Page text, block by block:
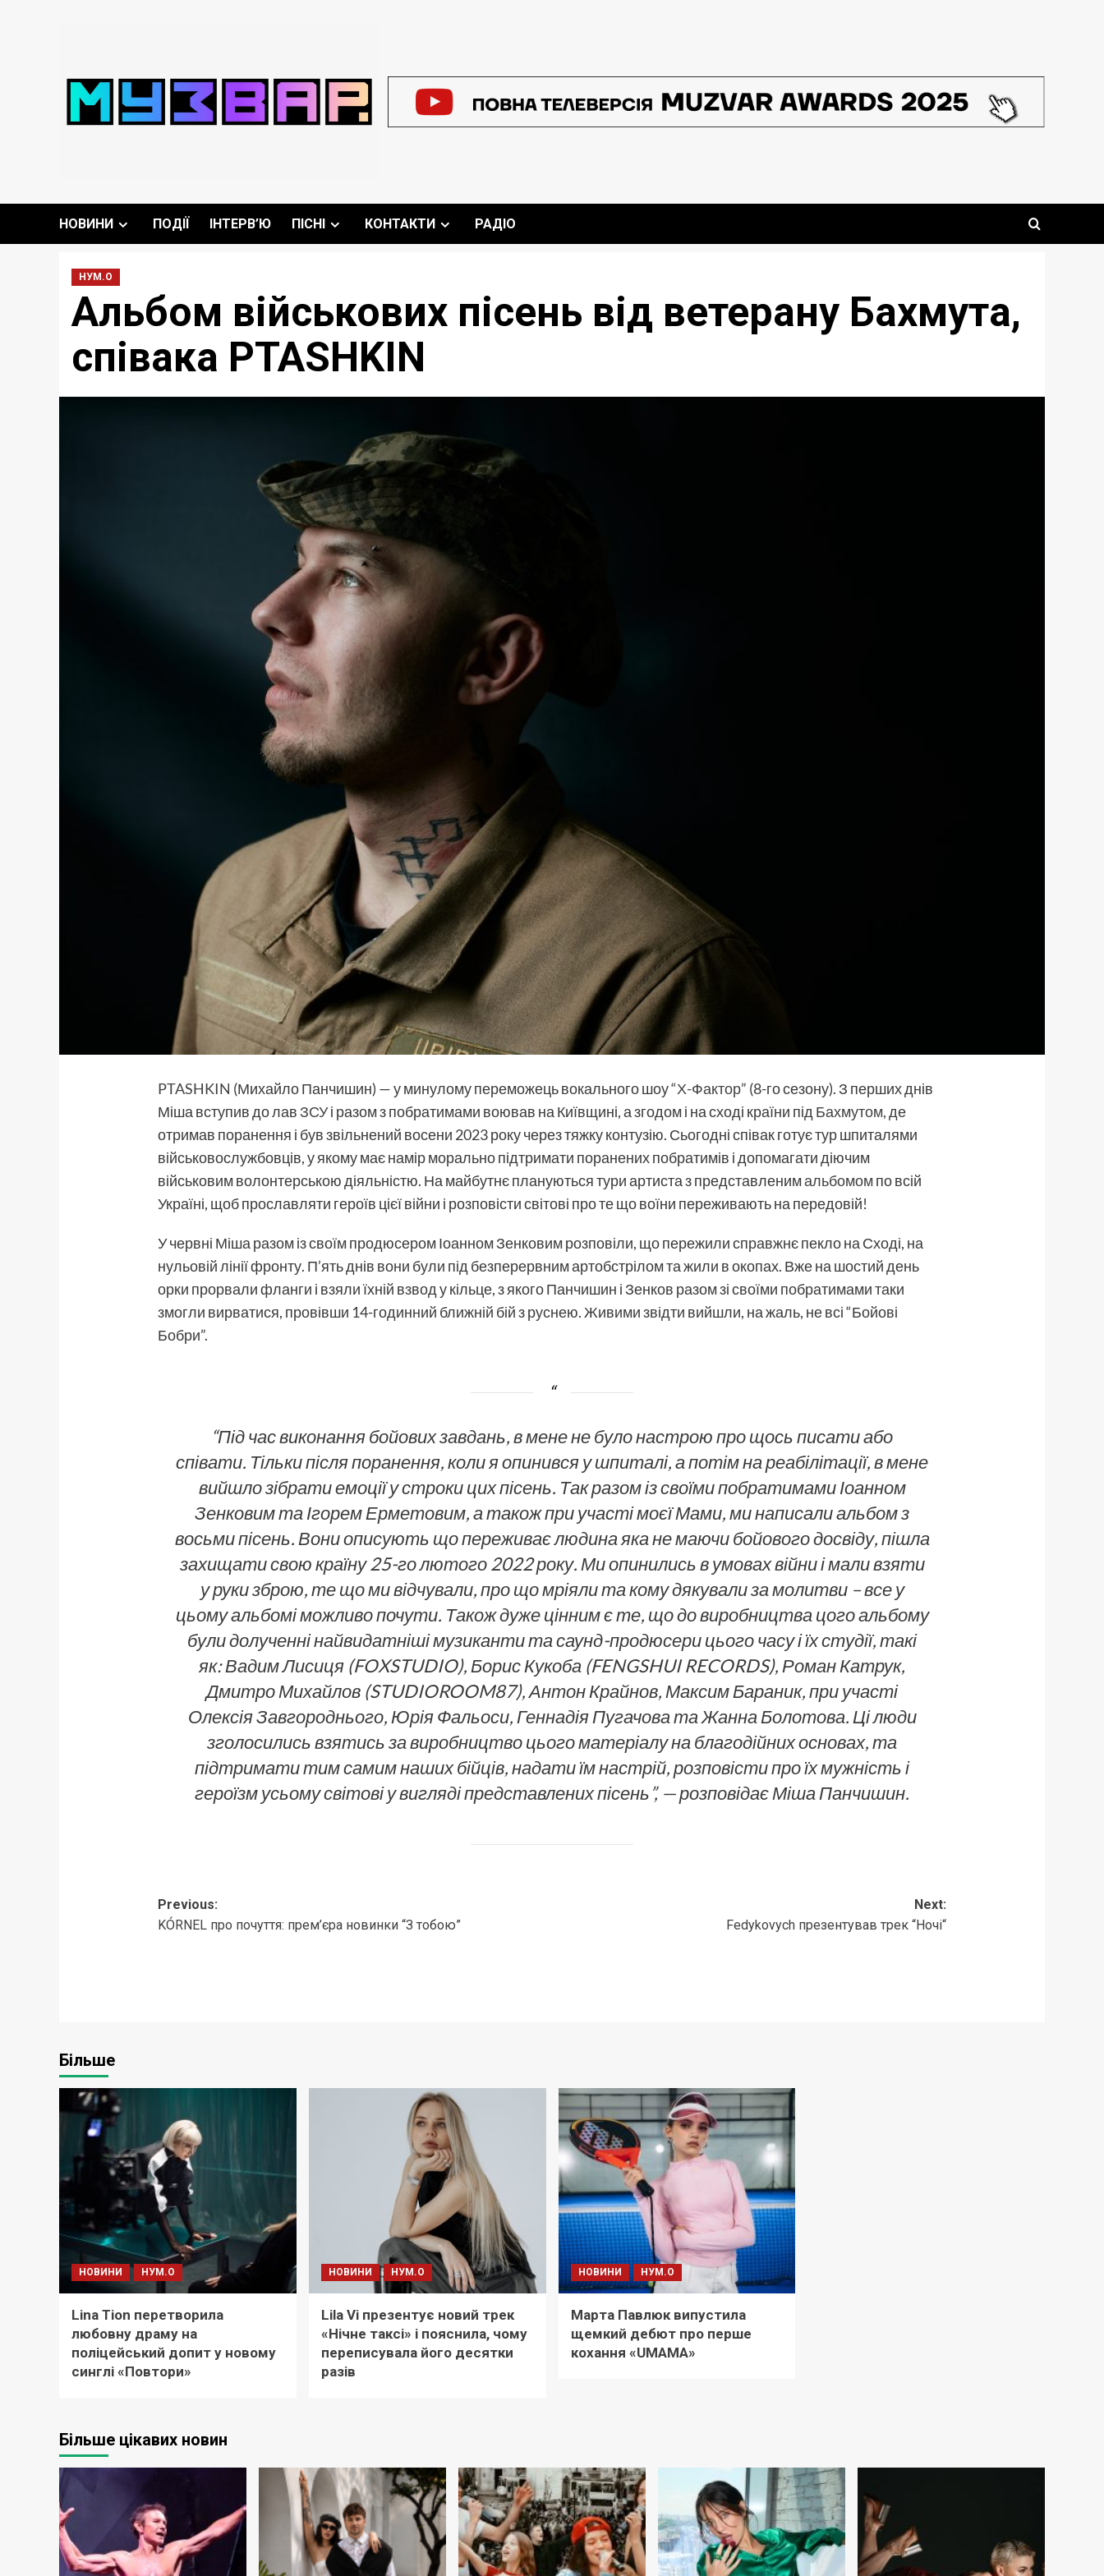
НОВИНИ ПОДІЇ ІНТЕРВ’Ю ПІСНІ КОНТАКТИ РАДІО
НУМ.О
Альбом військових пісень від ветерану Бахмута,
співака PTASHKIN
PTASHKIN (Михайло Панчишин) — у минулому переможець вокального шоу “Х-Фактор” (8-го сезону). З перших днів
Міша вступив до лавЗСУі разом з побратимами воював на Київщині, а згодом і на сході країни під Бахмутом, де
отримав поранення і був звільнений восени 2023 року через тяжку контузію. Сьогодні співак готує тур шпиталями
військовослужбовців, у якому має намір морально підтримати поранених побратимів і допомагати діючим
військовим волонтерською діяльністю. На майбутнє плануються тури артиста з представленимальбомомпо всій
Україні, щоб прославляти героїв цієї війни і розповісти світові про те що воїни переживають на передовій!
У червні Міша разом із своїм продюсером Іоанном Зенковим розповіли, що пережили справжнє пекло на Сході, на
нульовій лінії фронту. П’ять днів вони були під безперервним артобстрілом та жили в окопах. Вже на шостий день
орки прорвали фланги і взяли їхній взвод у кільце, з якого Панчишин і Зенков разом зі своїми побратимами таки
змогли вирватися, провівши 14-годинний ближній бій з руснею. Живими звідти вийшли, на жаль, не всі “Бойові
Бобри”.
“Під час виконання бойових завдань, в мене не було настрою про щось писати або
співати. Тільки після поранення, коли я опинився у шпиталі, а потім на реабілітації, в мене
вийшло зібрати емоції у строки цих пісень. Так разом із своїми побратимами Іоанном
Зенковим та Ігорем Ерметовим, а також при участі моєї Мами, ми написалиальбом з
восьми пісень. Вони описують що переживає людина яка не маючи бойовогодосвіду, пішла
захищати свою країну 25-го лютого 2022 року. Ми опинились в умовахвійни і мали взяти
у руки зброю, те що ми відчували, про що мріяли та кому дякували замолитви – все у
цьому альбомі можливо почути. Також дуже цінним є те, що до виробництва цого альбому
були долученні найвидатніші музиканти та саунд-продюсери цього часу і їх студії, такі
як: Вадим Лисиця (FOXSTUDIO), Борис Кукоба (FENGSHUI RECORDS), Роман Катрук,
Дмитро Михайлов (STUDIOROOM87), Антон Крайнов, Максим Бараник, при участі
Олексія Завгороднього, Юрія Фальоси, Геннадія Пугачова та Жанна Болотова. Ці люди
зголосились взятись завиробництво цього матеріалу на благодійних основах, та
підтримати тим самим нашихбійців, надати їм настрій, розповісти про їх мужність і
героїзм усьому світові у виглядіпредставлених пісень”, — розповідає Міша Панчишин.
Post
navigation
Previous:
KÓRNEL про почуття: прем’єра новинки “З тобою”
Next:
Fedykovych презентував трек “Ночі“
Більше
НОВИНИ НУМ.О
Lina Tion перетворила
любовну драму на
поліцейський допит у новому
синглі «Повтори»
НОВИНИ НУМ.О
Lila Vi презентує новий трек
«Нічне таксі» і пояснила, чому
переписувала його десятки
разів
НОВИНИ НУМ.О
Марта Павлюк випустила
щемкий дебют про перше
кохання «UМАМА»
Більше цікавих новин